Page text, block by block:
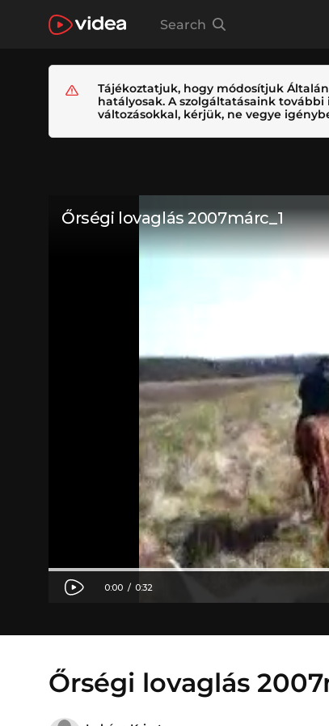
Search
Tájékoztatjuk, hogy módosítjuk
hatályosak. A szolgáltatásaink
változásokkal, kérjük, ne vegye
Őrségi lovaglás